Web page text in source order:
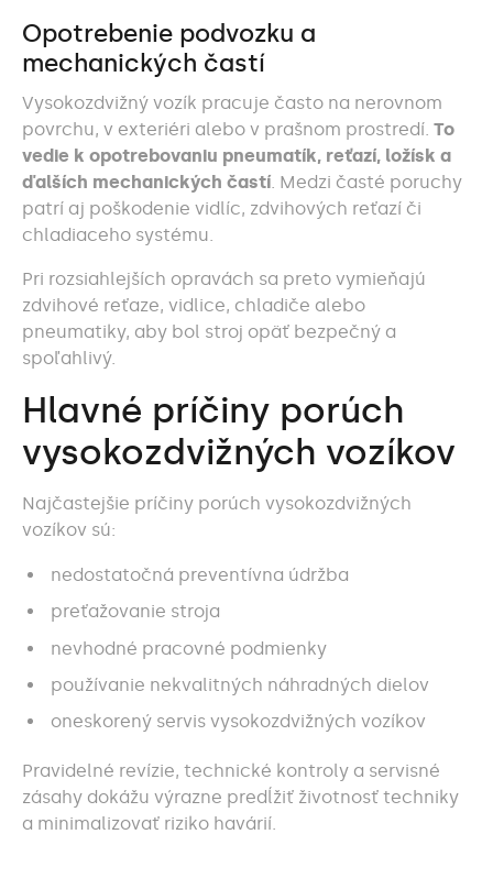
Opotrebenie podvozku a
mechanických častí
Vysokozdvižný vozík pracuje často na nerovnom
povrchu, v exteriéri alebo v prašnom prostredí. To
vedie k opotrebovaniu pneumatík, reťazí, ložísk a
ďalších mechanických častí. Medzi časté poruchy
patrí aj poškodenie vidlíc, zdvihových reťazí či
chladiaceho systému.
Pri rozsiahlejších opravách sa preto vymieňajú
zdvihové reťaze, vidlice, chladiče alebo
pneumatiky, aby bol stroj opäť bezpečný a
spoľahlivý.
Hlavné príčiny porúch
vysokozdvižných vozíkov
Najčastejšie príčiny porúch vysokozdvižných
vozíkov sú:
nedostatočná preventívna údržba
preťažovanie stroja
nevhodné pracovné podmienky
používanie nekvalitných náhradných dielov
oneskorený servis vysokozdvižných vozíkov
Pravidelné revízie, technické kontroly a servisné
zásahy dokážu výrazne predĺžiť životnosť techniky
a minimalizovať riziko havárií.